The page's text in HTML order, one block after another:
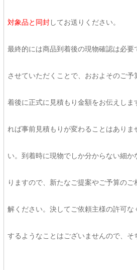
対象品と同封してお送りください。
最終的には商品到着後の現物確認は必要
させていただくことで、おおよそのご予
着後に正式に見積もり金額をお伝えしま
れば事前見積もりが変わることはありま
い。到着時に現物でしか分からない細か
りますので、新たなご提案やご予算の
解ください。決してご依頼主様の許可な
するようなことはございませんので、そ